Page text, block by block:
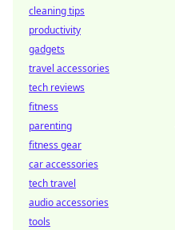
cleaning tips
productivity
gadgets
travel accessories
tech reviews
fitness
parenting
fitness gear
car accessories
tech travel
audio accessories
tools